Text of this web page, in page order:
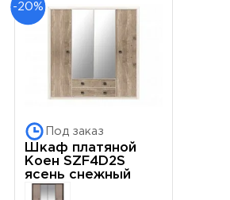
-20%
Под заказ
Шкаф платяной
Коен SZF4D2S
ясень снежный